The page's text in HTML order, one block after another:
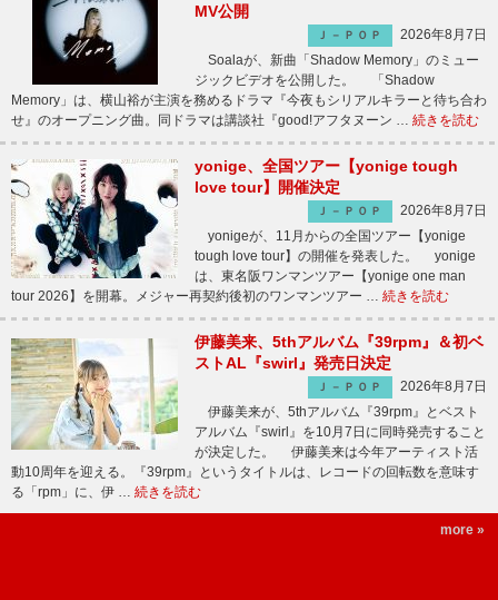
MV公開
Ｊ－ＰＯＰ
2026年8月7日
Soalaが、新曲「Shadow Memory」のミュー
ジックビデオを公開した。 「Shadow
Memory」は、横山裕が主演を務めるドラマ『今夜もシリアルキラーと待ち合わ
せ』のオープニング曲。同ドラマは講談社『good!アフタヌーン … 続きを読む
yonige、全国ツアー【yonige tough
love tour】開催決定
Ｊ－ＰＯＰ
2026年8月7日
yonigeが、11月からの全国ツアー【yonige
tough love tour】の開催を発表した。 yonige
は、東名阪ワンマンツアー【yonige one man
tour 2026】を開幕。メジャー再契約後初のワンマンツアー … 続きを読む
伊藤美来、5thアルバム『39rpm』＆初ベ
ストAL『swirl』発売日決定
Ｊ－ＰＯＰ
2026年8月7日
伊藤美来が、5thアルバム『39rpm』とベスト
アルバム『swirl』を10月7日に同時発売すること
が決定した。 伊藤美来は今年アーティスト活
動10周年を迎える。『39rpm』というタイトルは、レコードの回転数を意味す
る「rpm」に、伊 … 続きを読む
more »